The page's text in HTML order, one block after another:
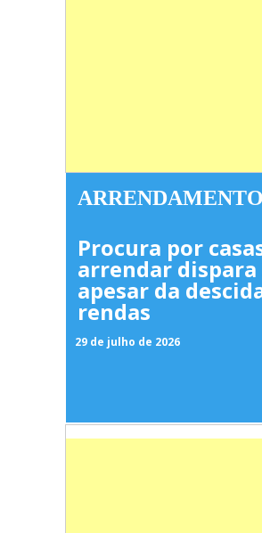
ARRENDAMENTO
Procura por
arrendar dispara
apesar da
rendas
29 de julho de 2026